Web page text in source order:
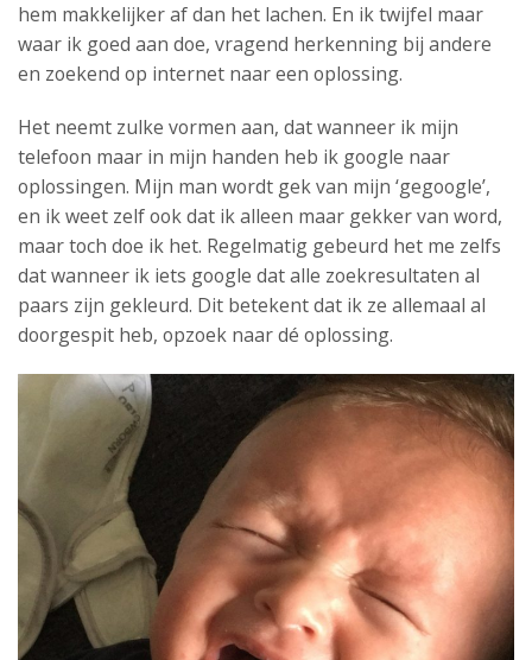
hem makkelijker af dan het lachen. En ik twijfel maar
waar ik goed aan doe, vragend herkenning bij andere
en zoekend op internet naar een oplossing.
Het neemt zulke vormen aan, dat wanneer ik mijn
telefoon maar in mijn handen heb ik google naar
oplossingen. Mijn man wordt gek van mijn ‘gegoogle’,
en ik weet zelf ook dat ik alleen maar gekker van word,
maar toch doe ik het. Regelmatig gebeurd het me zelfs
dat wanneer ik iets google dat alle zoekresultaten al
paars zijn gekleurd. Dit betekent dat ik ze allemaal al
doorgespit heb, opzoek naar dé oplossing.